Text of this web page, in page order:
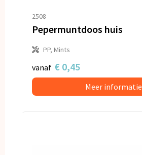
2508
Pepermuntdoos huis
PP, Mints
vanaf € 0,45
Meer informatie